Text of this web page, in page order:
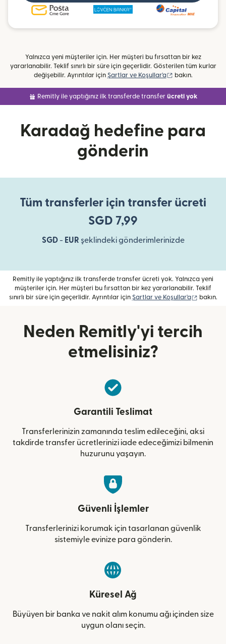
Yalnızca yeni müşteriler için. Her müşteri bu fırsattan bir kez
yararlanabilir. Teklif sınırlı bir süre için geçerlidir. Gösterilen tüm kurlar
değişebilir. Ayrıntılar için Şartlar ve Koşullar'a (yeni pencerede
bakın.
Remitly ile yaptığınız ilk transferde transfer ücreti yok
Karadağ hedefine para
gönderin
Tüm transferler için transfer ücreti
SGD 7,99
SGD- EUR şeklindeki gönderimlerinizde
Remitly ile yaptığınız ilk transferde transfer ücreti yok. Yalnızca yeni
müşteriler için. Her müşteri bu fırsattan bir kez yararlanabilir. Teklif
sınırlı bir süre için geçerlidir. Ayrıntılar için Şartlar ve Koşullar'a (yeni
bakın.
Neden Remitly'yi tercih
etmelisiniz?
Garantili Teslimat
Transferlerinizin zamanında teslim edileceğini, aksi
takdirde transfer ücretlerinizi iade edeceğimizi bilmenin
huzurunu yaşayın.
Güvenli İşlemler
Transferlerinizi korumak için tasarlanan güvenlik
sistemiyle evinize para gönderin.
Küresel Ağ
Büyüyen bir banka ve nakit alım konumu ağı içinden size
uygun olanı seçin.